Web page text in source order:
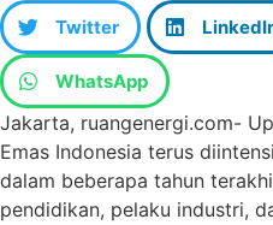
Twitter
WhatsApp
Jakarta, ruangenergi.com-
Emas Indonesia terus
dalam beberapa tahun
pendidikan, pelaku industri,